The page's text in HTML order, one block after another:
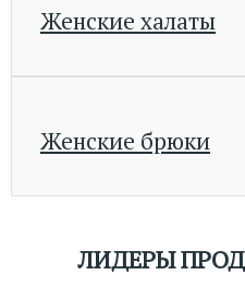
Женские халаты
Женские брюки
ЛИДЕРЫ